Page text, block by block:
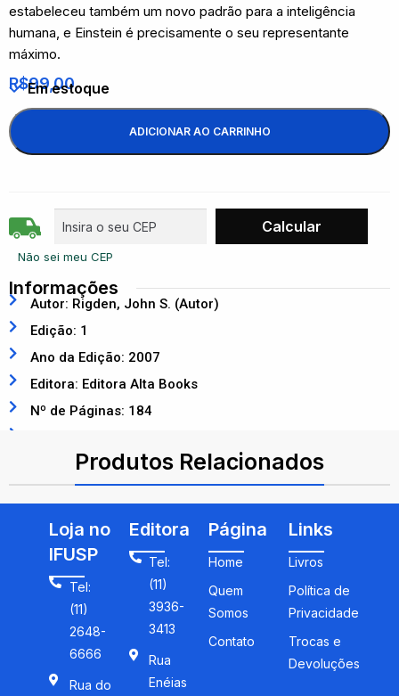
estabeleceu também um novo padrão para a inteligência
humana, e Einstein é precisamente o seu representante
máximo.
R$99,00
Em estoque
ADICIONAR AO CARRINHO
Não sei meu CEP
Informações
Autor: Rigden, John S. (Autor)
Edição: 1
Ano da Edição: 2007
Editora: Editora Alta Books
Nº de Páginas: 184
Produtos Relacionados
Loja no
IFUSP
Tel:
(11)
2648-
6666
Rua do
Editora
Tel:
(11)
3936-
3413
Rua
Enéias
Página
Home
Quem
Somos
Contato
Links
Livros
Política de
Privacidade
Trocas e
Devoluções